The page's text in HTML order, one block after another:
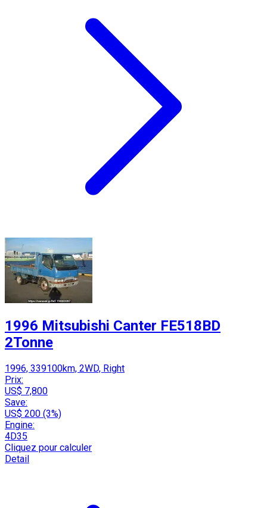
1996 Mitsubishi Canter FE518BD
2Tonne
1996, 339100km, 2WD, Right
Prix:
US$ 7,800
Save:
US$ 200 (3%)
Engine:
4D35
Cliquez pour calculer
Detail